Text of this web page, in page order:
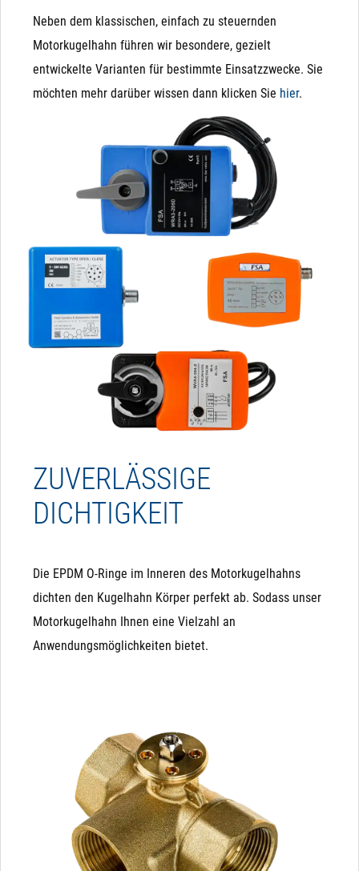
Neben dem klassischen, einfach zu steuernden
Motorkugelhahn führen wir besondere, gezielt
entwickelte Varianten für bestimmte Einsatzzwecke. Sie
möchten mehr darüber wissen dann klicken Sie hier.
ZUVERLÄSSIGE
DICHTIGKEIT
Die EPDM O-Ringe im Inneren des Motorkugelhahns
dichten den Kugelhahn Körper perfekt ab. Sodass unser
Motorkugelhahn Ihnen eine Vielzahl an
Anwendungsmöglichkeiten bietet.